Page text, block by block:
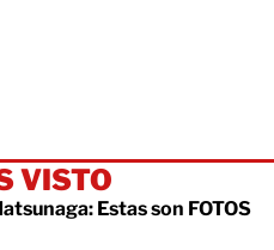
VISTO
Estas son FOTOS